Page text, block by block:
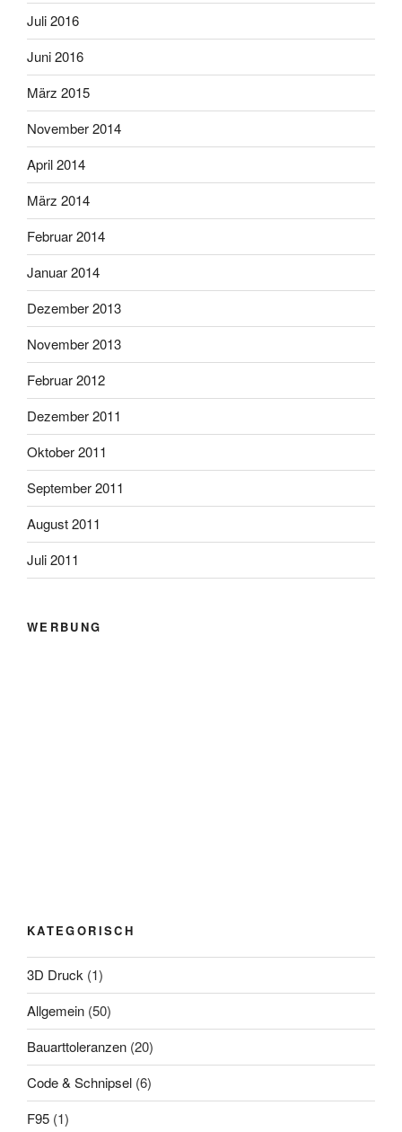
Juli 2016
Juni 2016
März 2015
November 2014
April 2014
März 2014
Februar 2014
Januar 2014
Dezember 2013
November 2013
Februar 2012
Dezember 2011
Oktober 2011
September 2011
August 2011
Juli 2011
WERBUNG
KATEGORISCH
3D Druck (1)
Allgemein (50)
Bauarttoleranzen (20)
Code & Schnipsel (6)
F95 (1)